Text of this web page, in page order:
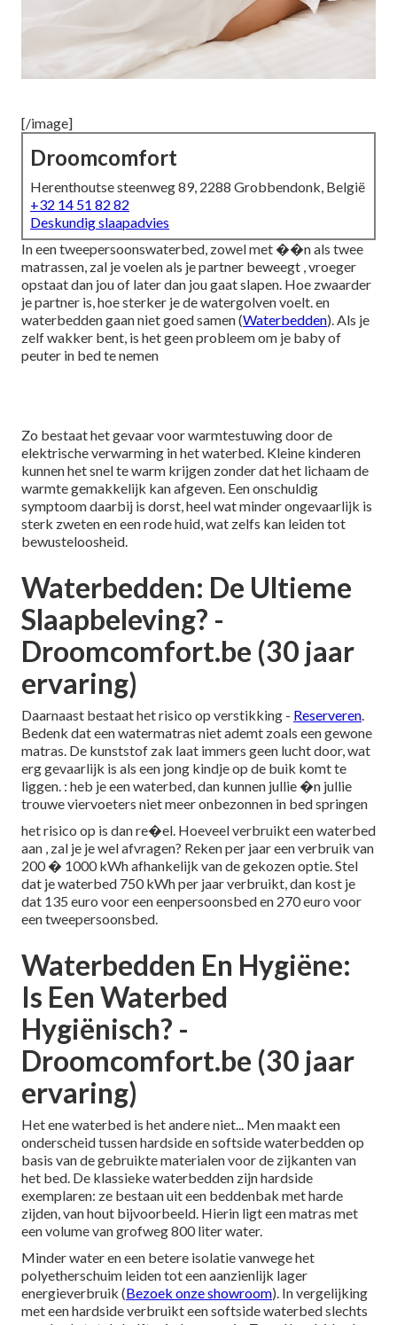
[/image]
Droomcomfort
Herenthoutse steenweg 89, 2288 Grobbendonk, België
+32 14 51 82 82
Deskundig slaapadvies
In een tweepersoonswaterbed, zowel met ��n als twee
matrassen, zal je voelen als je partner beweegt , vroeger
opstaat dan jou of later dan jou gaat slapen. Hoe zwaarder
je partner is, hoe sterker je de watergolven voelt. en
waterbedden gaan niet goed samen (Waterbedden). Als je
zelf wakker bent, is het geen probleem om je baby of
peuter in bed te nemen
Zo bestaat het gevaar voor warmtestuwing door de
elektrische verwarming in het waterbed. Kleine kinderen
kunnen het snel te warm krijgen zonder dat het lichaam de
warmte gemakkelijk kan afgeven. Een onschuldig
symptoom daarbij is dorst, heel wat minder ongevaarlijk is
sterk zweten en een rode huid, wat zelfs kan leiden tot
bewusteloosheid.
Waterbedden: De Ultieme
Slaapbeleving? -
Droomcomfort.be (30 jaar
ervaring)
Daarnaast bestaat het risico op verstikking - Reserveren
Bedenk dat een watermatras niet ademt zoals een gewone
matras. De kunststof zak laat immers geen lucht door, wat
erg gevaarlijk is als een jong kindje op de buik komt te
liggen. : heb je een waterbed, dan kunnen jullie �n jullie
trouwe viervoeters niet meer onbezonnen in bed springen
het risico op is dan re�el. Hoeveel verbruikt een waterbed
aan , zal je je wel afvragen? Reken per jaar een verbruik van
200 � 1000 kWh afhankelijk van de gekozen optie. Stel
dat je waterbed 750 kWh per jaar verbruikt, dan kost je
dat 135 euro voor een eenpersoonsbed en 270 euro voor
een tweepersoonsbed.
Waterbedden En Hygiëne:
Is Een Waterbed
Hygiënisch? -
Droomcomfort.be (30 jaar
ervaring)
Het ene waterbed is het andere niet... Men maakt een
onderscheid tussen hardside en softside waterbedden op
basis van de gebruikte materialen voor de zijkanten van
het bed. De klassieke waterbedden zijn hardside
exemplaren: ze bestaan uit een beddenbak met harde
zijden, van hout bijvoorbeeld. Hierin ligt een matras met
een volume van grofweg 800 liter water.
Minder water en een betere isolatie vanwege het
polyetherschuim leiden tot een aanzienlijk lager
energieverbruik (Bezoek onze showroom). In vergelijking
met een hardside verbruikt een softside waterbed slechts